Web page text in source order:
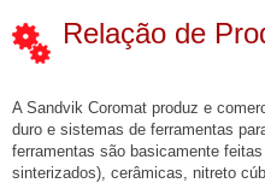
Relação de
A Sandvik Coromat produz e
duro e sistemas de ferramentas
ferramentas são basicamente
sinterizados), cerâmicas, nitreto